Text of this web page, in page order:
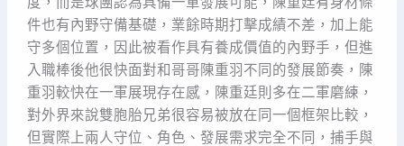
件也有內野守備基礎，業餘時期打擊成績不差，加上能
守多個位置，因此被看作具有養成價值的內野手，但進
入職棒後他很快面對和哥哥陳重羽不同的發展節奏，陳
重羽較快在一軍展現存在感，陳重廷則多在二軍磨練，
對外界來說雙胞胎兄弟很容易被放在同一個框架比較，
但實際上兩人守位、角色、發展需求完全不同，捕手與